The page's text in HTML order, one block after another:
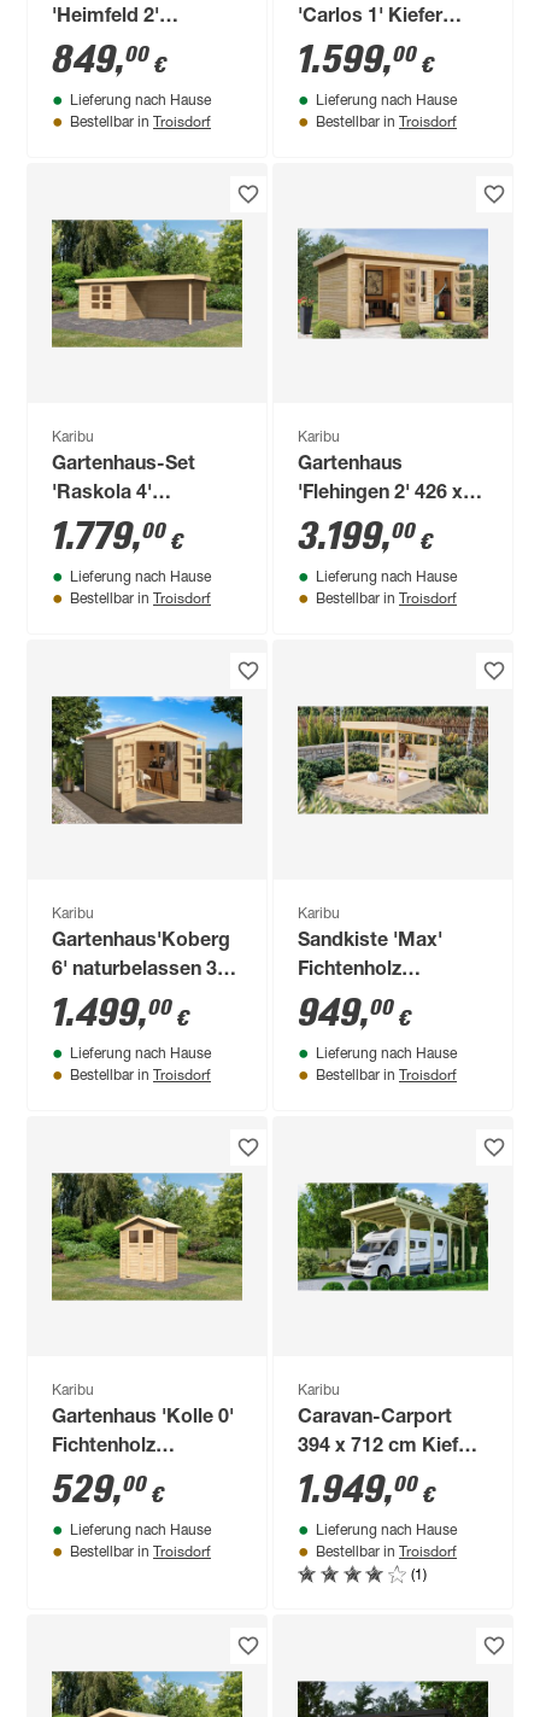
'Heimfeld 2'
naturfarben 212 x
154 x 219 cm
naturfarben
849,00 €
Lieferung nach Hause
Bestellbar in Troisdorf
'Carlos 1' Kiefer
PVC-Dach 480 x 598
x 237 cm
1.599,00 €
Lieferung nach Hause
Bestellbar in Troisdorf
Karibu
Gartenhaus-Set
'Raskola 4'
naturbelassen mit
Anbaudach und
Rückwand 591,5 x
211 x 238 cm
1.779,00 €
Lieferung nach Hause
Bestellbar in Troisdorf
Karibu
Gartenhaus
'Flehingen 2' 426 x
276 x 228 cm
naturfarben
3.199,00 €
Lieferung nach Hause
Bestellbar in Troisdorf
Karibu
Gartenhaus'Koberg
6' naturbelassen 300
x 234 x 304 cm
1.499,00 €
Lieferung nach Hause
Bestellbar in Troisdorf
Karibu
Sandkiste 'Max'
Fichtenholz
naturbelassen 111,5
x 122,5 x 135,5 cm
949,00 €
Lieferung nach Hause
Bestellbar in Troisdorf
Karibu
Gartenhaus 'Kolle 0'
Fichtenholz
naturbelassen ECO
standard 180 x 93 x
222 cm
529,00 €
Lieferung nach Hause
Bestellbar in Troisdorf
Karibu
Caravan-Carport
394 x 712 cm Kiefer
KDI PVC-Dach
1.949,00 €
Lieferung nach Hause
Bestellbar in Troisdorf
(1)